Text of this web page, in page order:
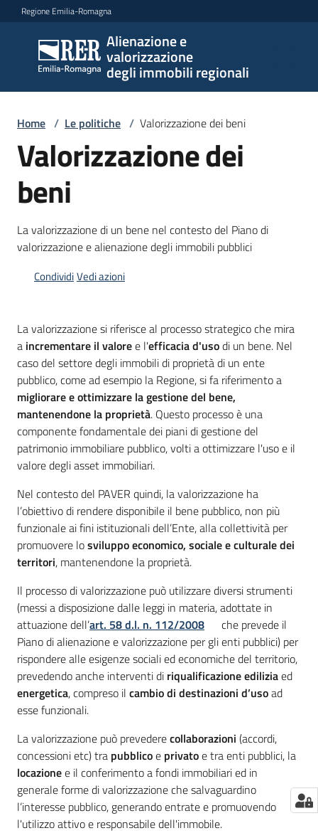
Vai al contenuto
Vai alla navigazione
Vai al footer
Regione Emilia-Romagna
Alienazione e
valorizzazione
degli immobili regionali
Alienazione e
valorizzazione
degli immobili
beni
piano
Come
fare
per
Bandi
Home / Le politiche / Valorizzazione dei beni
Valorizzazione dei
beni
La valorizzazione di un bene nel contesto del Piano di
valorizzazione e alienazione degli immobili pubblici
CondividiVedi azioni
La valorizzazione si riferisce al processo strategico che mira
a incrementare il valoree l'efficacia d'usodi un bene. Nel
caso del settore degli immobili di proprietà di un ente
pubblico, come ad esempio la Regione, si fa riferimento a
migliorare e ottimizzare la gestione del bene,
mantenendone la proprietà. Questo processo è una
componente fondamentale dei piani di gestione del
patrimonio immobiliare pubblico, volti a ottimizzare l'uso e il
valore degli asset immobiliari.
Nel contesto del PAVER quindi, la valorizzazione ha
l’obiettivo di rendere disponibile il bene pubblico, non più
funzionale ai fini istituzionali dell’Ente, alla collettività per
promuovere losviluppo economico, sociale e culturale dei
territori, mantenendone la proprietà.
Il processo di valorizzazione può utilizzare diversi strumenti
(messi a disposizione dalle leggi in materia, adottate in
attuazione dell’art. 58 d.l. n. 112/2008
che prevede il
Piano di alienazione e valorizzazione per gli enti pubblici) per
rispondere alle esigenze sociali ed economiche del territorio,
prevedendo anche interventi di riqualificazione ediliziaed
energetica, compreso il cambio di destinazioni d’usoad
esse funzionali.
La valorizzazione può prevederecollaborazioni (accordi,
concessioni etc) tra pubblicoe privatoe tra enti pubblici, la
locazionee il conferimento a fondi immobiliari ed in
generale forme di valorizzazione che salvaguardino
l’interesse pubblico, generando entrate e promuovendo
l'utilizzo attivo e responsabile dell'immobile.